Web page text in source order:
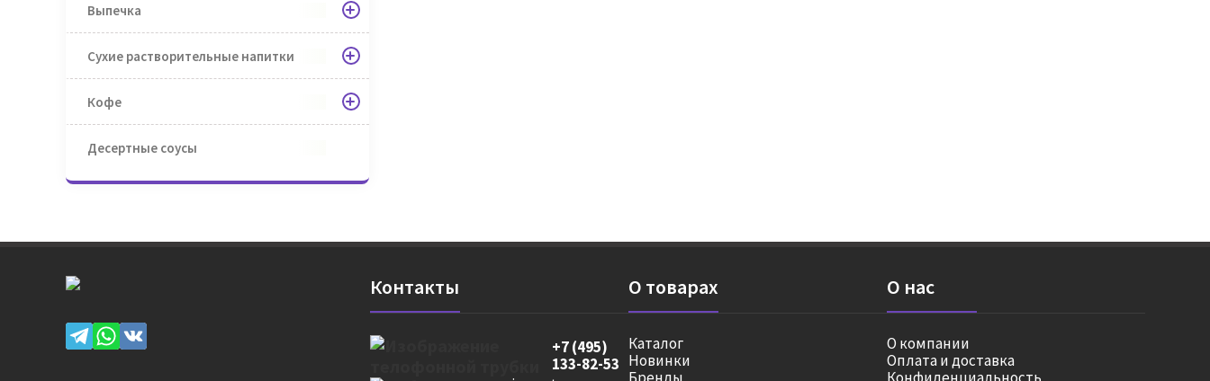
Выпечка
Сухие растворительные напитки
Кофе
Десертные соусы
Контакты
+7 (495)
133-82-53
О товарах
Каталог
Новинки
О нас
О компании
Оплата и доставка